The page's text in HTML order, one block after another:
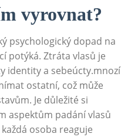
vyrovnat?
psychologický dopad na
potýká. Ztráta vlasů je
identity a sebeúcty.mnozí
ostatní, což může
Je důležité si
aspektům padání vlasů
osoba reaguje